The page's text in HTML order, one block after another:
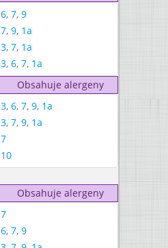
6, 7, 9
7, 9, 1a
3, 7, 1a
3, 6, 7, 1a
Obsahuje alergeny
3, 6, 7, 9, 1a
3, 7, 9, 1a
7
10
Obsahuje alergeny
7
6, 7, 9